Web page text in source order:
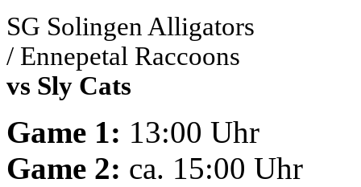
SG Solingen Alligators
/ Ennepetal Raccoons
vs Sly Cats
Game 1: 13:00 Uhr
Game 2: ca. 15:00 Uhr